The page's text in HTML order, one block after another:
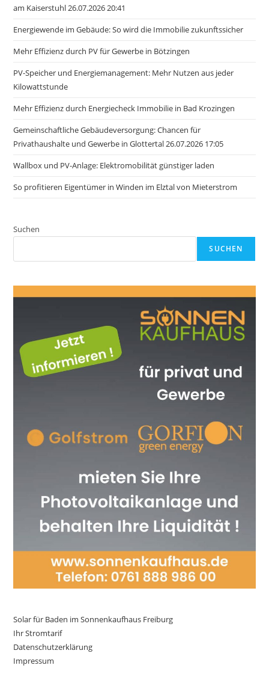
am Kaiserstuhl 26.07.2026 20:41
Energiewende im Gebäude: So wird die Immobilie zukunftssicher
Mehr Effizienz durch PV für Gewerbe in Bötzingen
PV-Speicher und Energiemanagement: Mehr Nutzen aus jeder
Kilowattstunde
Mehr Effizienz durch Energiecheck Immobilie in Bad Krozingen
Gemeinschaftliche Gebäudeversorgung: Chancen für
Privathaushalte und Gewerbe in Glottertal 26.07.2026 17:05
Wallbox und PV-Anlage: Elektromobilität günstiger laden
So profitieren Eigentümer in Winden im Elztal von Mieterstrom
Suchen
SUCHEN
Solar für Baden im Sonnenkaufhaus Freiburg
Ihr Stromtarif
Datenschutzerklärung
Impressum